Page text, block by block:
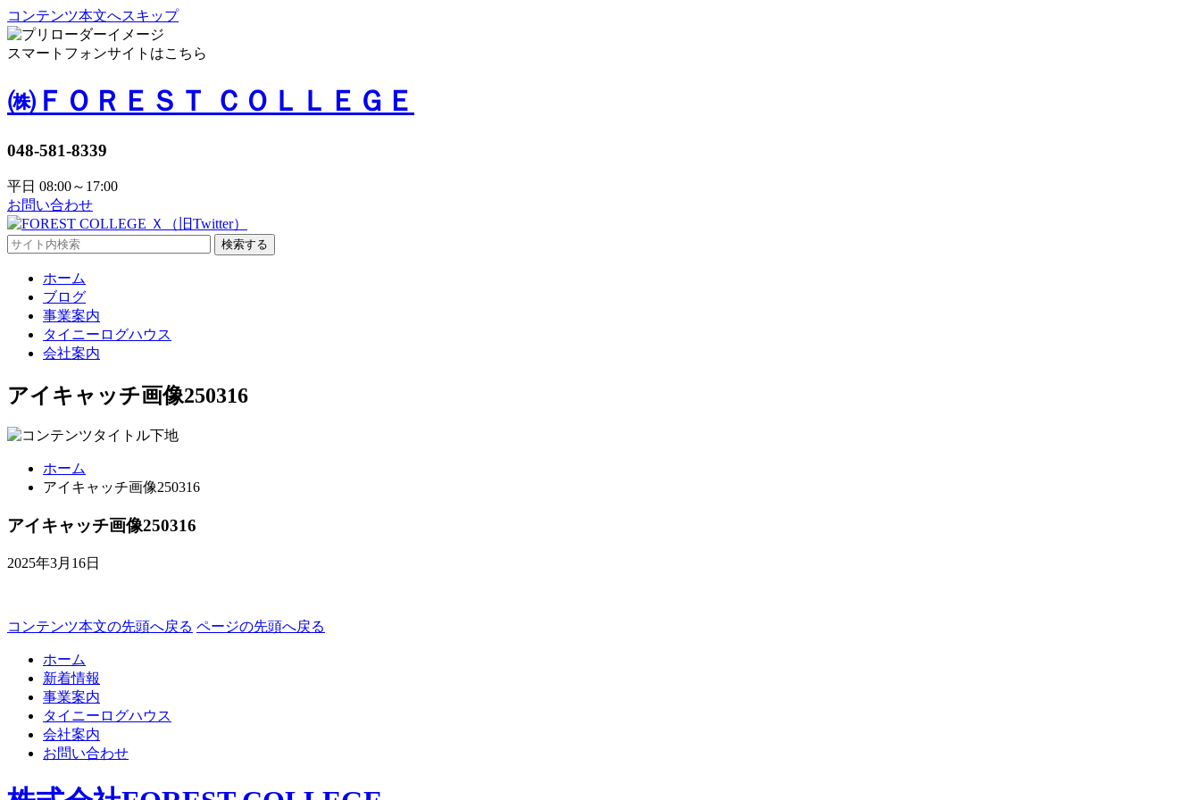
コンテンツ本文へスキップ
スマートフォンサイトはこちら
㈱ＦＯＲＥＳＴ ＣＯＬＬＥＧＥ
048-581-8339
平日 08:00～17:00
お問い合わせ
検索する
ホーム
ブログ
事業案内
タイニーログハウス
会社案内
アイキャッチ画像250316
ホーム
アイキャッチ画像250316
アイキャッチ画像250316
2025年3月16日
コンテンツ本文の先頭へ戻る ページの先頭へ戻る
ホーム
新着情報
事業案内
タイニーログハウス
会社案内
お問い合わせ